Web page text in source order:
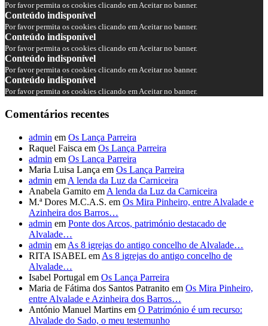
Por favor permita os cookies clicando em Aceitar no banner.
Conteúdo indisponível
Por favor permita os cookies clicando em Aceitar no banner.
Conteúdo indisponível
Por favor permita os cookies clicando em Aceitar no banner.
Conteúdo indisponível
Por favor permita os cookies clicando em Aceitar no banner.
Conteúdo indisponível
Por favor permita os cookies clicando em Aceitar no banner.
Comentários recentes
admin em Os Lança Parreira
Raquel Faisca em Os Lança Parreira
admin em Os Lança Parreira
Maria Luisa Lança em Os Lança Parreira
admin em A lenda da Luz da Carniceira
Anabela Gamito em A lenda da Luz da Carniceira
M.ª Dores M.C.A.S. em Os Mira Pinheiro, entre Alvalade e
Azinheira dos Barros…
admin em Ponte dos Arcos, património destacado de
Alvalade…
admin em As 8 igrejas do antigo concelho de Alvalade…
RITA ISABEL em As 8 igrejas do antigo concelho de
Alvalade…
Isabel Portugal em Os Lança Parreira
Maria de Fátima dos Santos Patranito em Os Mira Pinheiro,
entre Alvalade e Azinheira dos Barros…
António Manuel Martins em O Património é um recurso:
Alvalade do Sado, o meu testemunho